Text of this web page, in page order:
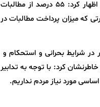
وی همچنین با اشاره به افزایش چشمگیر پرداخت مطالبات کشاورزان در مقایسه با سال گذشته، اظهار کرد: ۵۵ درصد از مطالبات
در صورتی که میزان پرداخت مطالبات در
در شرایط بحرانی و استحکام و
کرد: با توجه به تدابیر
مورد نیاز مردم نداریم.